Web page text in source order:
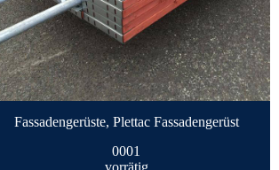
Fassadengerüste, Plettac Fassadengerüst
0001
vorrätig